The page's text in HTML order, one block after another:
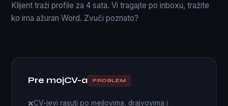
Klijent traži profile za 4 sata. Vi tragajte po inboxu, tražite
ko ima ažuran Word. Zvuči poznato?
Pre mojCV-a PROBLEM
❌CV-jevi rasuti po mejlovima, drajvovima i